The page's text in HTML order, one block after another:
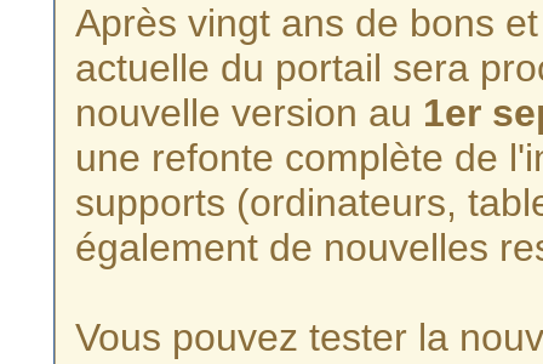
Après vingt ans de bons
actuelle du portail sera
nouvelle version au 1er
une refonte complète de
supports (ordinateurs,
également de nouvelles
Vous pouvez tester la